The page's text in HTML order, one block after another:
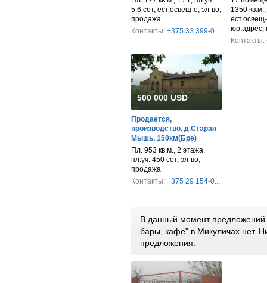
5.6 сот, ест.освещ-е, эл-во,
продажа
Контакты: +375 33 399-0...
1350
юр.адрес,
Контакты:
500 000 USD
Продается,
производство, д.Старая
Мышь, 150км(Бре)
Пл. 953 кв.м., 2 этажа,
пл.уч. 450 сот, эл-во,
продажа
Контакты: +375 29 154-0...
В данный момент
бары, кафе" в Микуличах нет.
предложения.